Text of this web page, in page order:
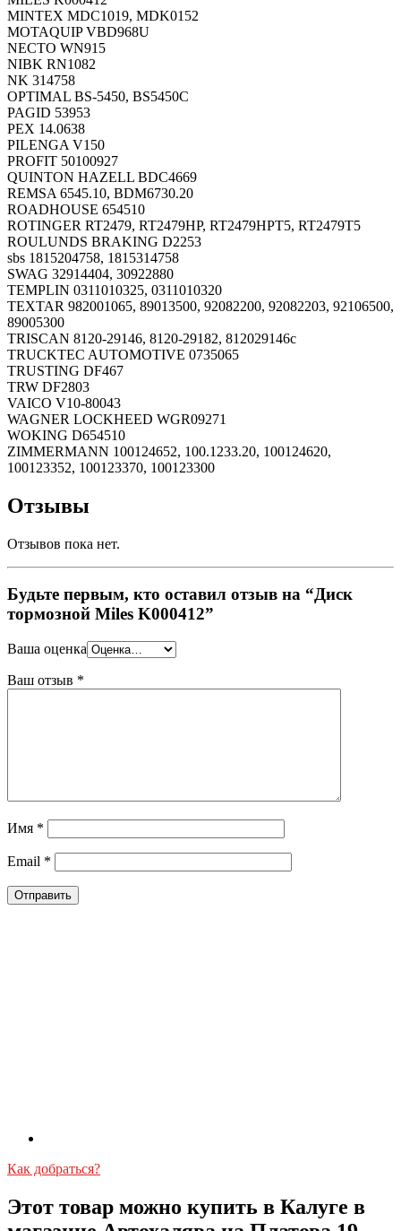
MINTEX MDC1019, MDK0152
MOTAQUIP VBD968U
NECTO WN915
NIBK RN1082
NK 314758
OPTIMAL BS-5450, BS5450C
PAGID 53953
PEX 14.0638
PILENGA V150
PROFIT 50100927
QUINTON HAZELL BDC4669
REMSA 6545.10, BDM6730.20
ROADHOUSE 654510
ROTINGER RT2479, RT2479HP, RT2479HPT5, RT2479T5
ROULUNDS BRAKING D2253
sbs 1815204758, 1815314758
SWAG 32914404, 30922880
TEMPLIN 0311010325, 0311010320
TEXTAR 982001065, 89013500, 92082200, 92082203, 92106500,
89005300
TRISCAN 8120-29146, 8120-29182, 812029146c
TRUCKTEC AUTOMOTIVE 0735065
TRUSTING DF467
TRW DF2803
VAICO V10-80043
WAGNER LOCKHEED WGR09271
WOKING D654510
ZIMMERMANN 100124652, 100.1233.20, 100124620,
100123352, 100123370, 100123300
Отзывы
Отзывов пока нет.
Будьте первым, кто оставил отзыв на “Диск
тормозной Miles K000412”
Ваша оценка
Ваш отзыв *
Имя *
Email *
Как добраться?
Этот товар можно купить в Калуге в